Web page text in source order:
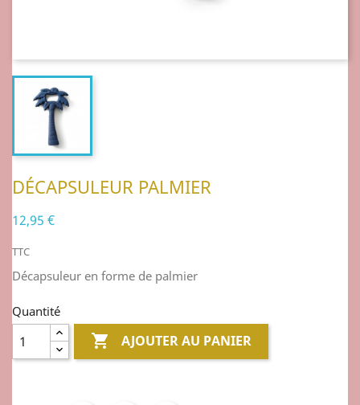
DÉCAPSULEUR PALMIER
12,95 €
TTC
Décapsuleur en forme de palmier
Quantité
 AJOUTER AU PANIER